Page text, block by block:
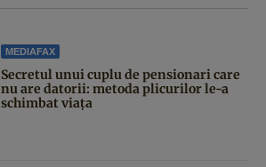
MEDIAFAX
Secretul unui cuplu de pensionari care
nu are datorii: metoda plicurilor le-a
schimbat viața